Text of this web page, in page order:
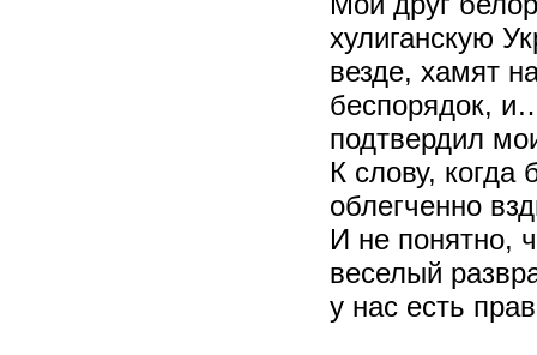
хулиганскую
везде, хамят
беспорядок,
подтвердил
К слову,
облегченно
И не понятно,
веселый
у нас есть